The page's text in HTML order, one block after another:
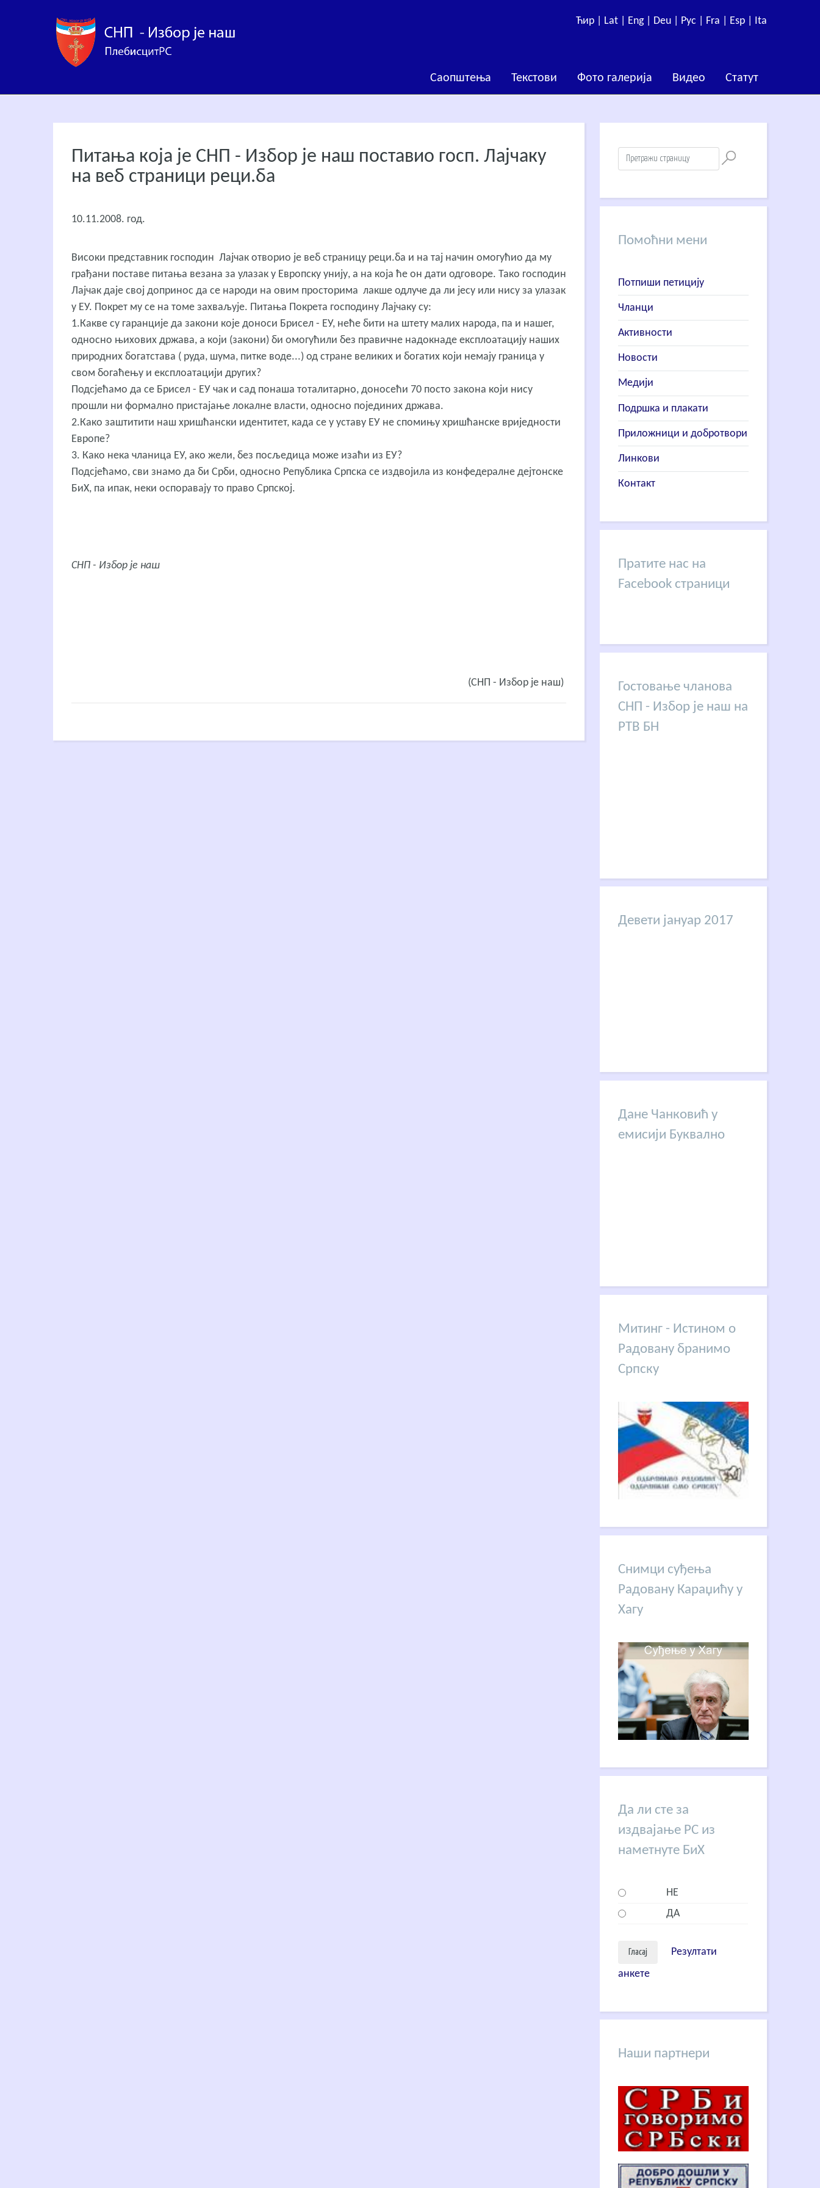
Ћир | Lat | Eng | Deu | Рус | Fra | Esp | Ita
Саопштења Текстови Фото галерија Видео Статут
Питања која је СНП - Избор је наш поставио госп. Лајчаку
на веб страници реци.ба
10.11.2008. год.
Високи представник господин Лајчак отворио је веб страницу реци.ба и на тај начин омогућио да му
грађани поставе питања везана за улазак у Европску унију, а на која ће он дати одговоре. Тако господин
Лајчак даје свој допринос да се народи на овим просторима лакше одлуче да ли јесу или нису за улазак
у ЕУ. Покрет му се на томе захваљује. Питања Покрета господину Лајчаку су:
1.Какве су гаранције да закони које доноси Брисел - ЕУ, неће бити на штету малих народа, па и нашег,
односно њихових држава, а који (закони) би омогућили без правичне надокнаде експлоатацију наших
природних богатстава ( руда, шума, питке воде...) од стране великих и богатих који немају граница у
свом богаћењу и експлоатацији других?
Подсјећамо да се Брисел - ЕУ чак и сад понаша тоталитарно, доносећи 70 посто закона који нису
прошли ни формално пристајање локалне власти, односно појединих држава.
2.Како заштитити наш хришћански идентитет, када се у уставу ЕУ не спомињу хришћанске вриједности
Европе?
3. Како нека чланица ЕУ, ако жели, без посљедица може изаћи из ЕУ?
Подсјећамо, сви знамо да би Срби, односно Република Српска се издвојила из конфедералне дејтонске
БиХ, па ипак, неки оспоравају то право Српској.
СНП - Избор је наш
(СНП - Избор је наш)
Помоћни мени
Потпиши петицију
Чланци
Активности
Новости
Медији
Подршка и плакати
Приложници и добротвори
Линкови
Контакт
Пратите нас на
Facebook страници
Гостовање чланова
СНП - Избор је наш на
РТВ БН
Девети јануар 2017
Дане Чанковић у
емисији Буквално
Митинг - Истином о
Радовану бранимо
Српску
Снимци суђења
Радовану Караџићу у
Хагу
Да ли сте за
издвајање РС из
наметнуте БиХ
НЕ
ДА
Резултати
анкете
Наши партнери